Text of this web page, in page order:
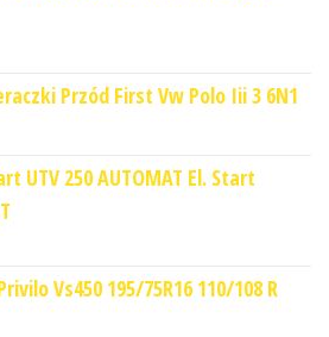
Przód First Vw Polo Iii 3 6N1
UTV 250 AUTOMAT El. Start
Vs450 195/75R16 110/108 R